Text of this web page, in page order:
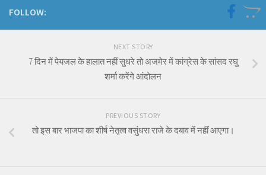
FOLLOW:
NEXT STORY
7 दिन में पेयजल के हालात नहीं सुधरे तो अजमेर में कांग्रेस के सांसद रघु
शर्मा करेंगे आंदोलन
PREVIOUS STORY
तो इस बार भाजपा का शीर्ष नेतृत्व वसुंधरा राजे के दबाव में नहीं आएगा।